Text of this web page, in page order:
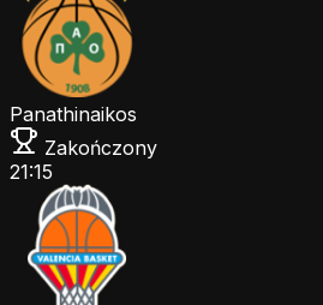
Panathinaikos
Zakończony
21:15